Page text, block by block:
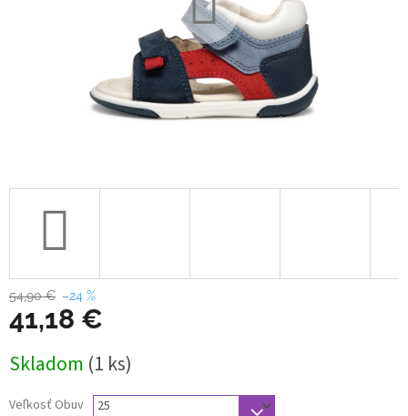
54,90 € –24 %
41,18 €
cena:
Skladom (1 ks)
Veľkosť Obuv